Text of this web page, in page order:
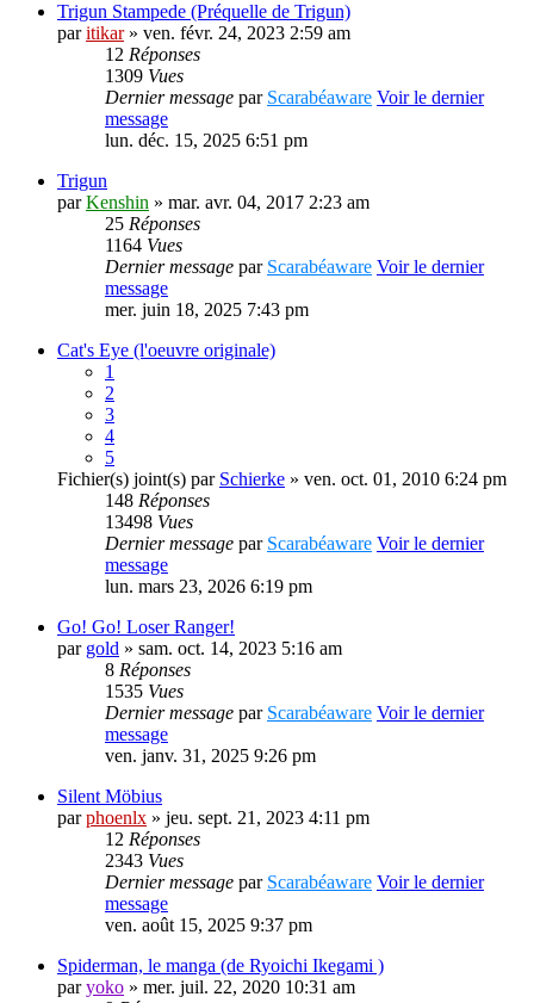
Trigun Stampede (Préquelle de Trigun)
paritikar» ven. févr. 24, 2023 2:59 am
12 Réponses
1309 Vues
Dernier message par Scarabéaware Voir le dernier
message
lun. déc. 15, 2025 6:51 pm
Trigun
parKenshin » mar. avr. 04, 2017 2:23 am
25 Réponses
1164 Vues
Dernier message par Scarabéaware Voir le dernier
message
mer. juin 18, 2025 7:43 pm
Cat's Eye (l'oeuvre originale)
1
2
3
4
5
Fichier(s) joint(s) par Schierke » ven. oct. 01, 2010 6:24 pm
148 Réponses
13498 Vues
Dernier message par Scarabéaware Voir le dernier
message
lun. mars 23, 2026 6:19 pm
Go! Go! Loser Ranger!
par gold » sam. oct. 14, 2023 5:16 am
8 Réponses
1535 Vues
Dernier message par Scarabéaware Voir le dernier
message
ven. janv. 31, 2025 9:26 pm
Silent Möbius
parphoenlx » jeu. sept. 21, 2023 4:11 pm
12 Réponses
2343 Vues
Dernier message par Scarabéaware Voir le dernier
message
ven. août 15, 2025 9:37 pm
Spiderman, le manga (de Ryoichi Ikegami )
paryoko » mer. juil. 22, 2020 10:31 am